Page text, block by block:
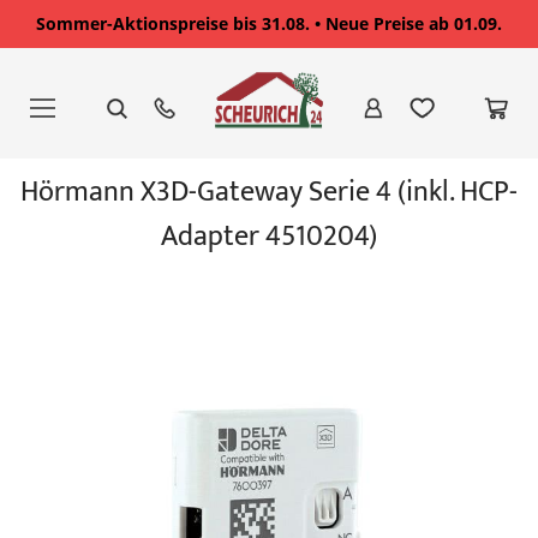
Sommer-Aktionspreise bis 31.08. • Neue Preise ab 01.09.
springen
EndeHörmann X3D-Gateway Serie 4 (inkl. HCP-
Adapter 4510204)